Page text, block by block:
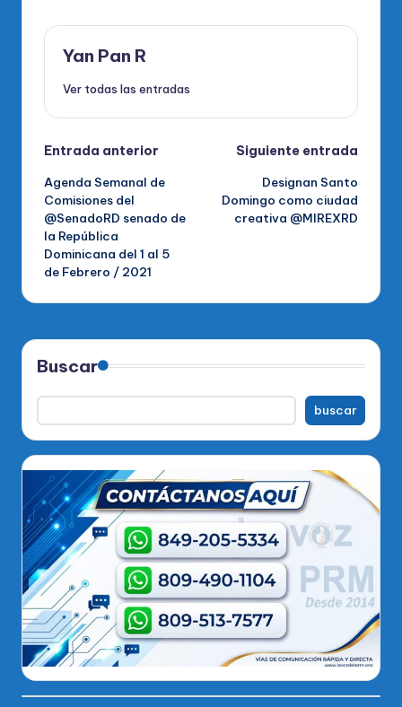
Yan Pan R
Ver todas las entradas
Navegación
de
entradas
Entrada anterior
Agenda Semanal de
Comisiones del
@SenadoRD senado de
la República
Dominicana del 1 al 5
de Febrero / 2021
Siguiente entrada
Designan Santo
Domingo como ciudad
creativa @MIREXRD
Buscar
buscar